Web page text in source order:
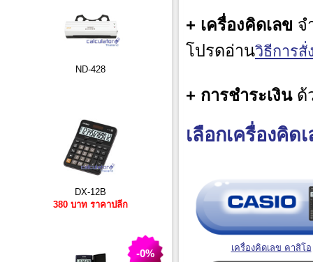
ND-428
DX-12B
380 บาท ราคาปลีก
-0%
+ เครื่องคิดเลข จ
โปรดอ่านวิธีการ
+ การชำระเงินด้
เลือกเครื่องคิด
เครื่องคิดเลข คาสิโอ